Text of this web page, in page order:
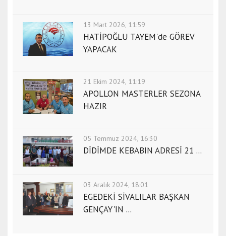
13 Mart 2026, 11:59
HATİPOĞLU TAYEM'de GÖREV
YAPACAK
21 Ekim 2024, 11:19
APOLLON MASTERLER SEZONA
HAZIR
05 Temmuz 2024, 16:30
DİDİMDE KEBABIN ADRESİ 21 ...
03 Aralık 2024, 18:01
EGEDEKİ SİVALILAR BAŞKAN
GENÇAY'IN ...